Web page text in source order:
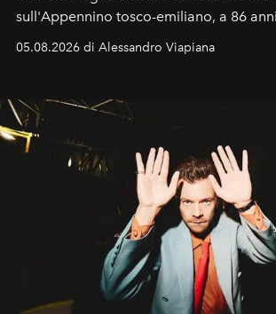
sull'Appennino tosco-emiliano, a 86
05.08.2026 di Alessandro Viapiana